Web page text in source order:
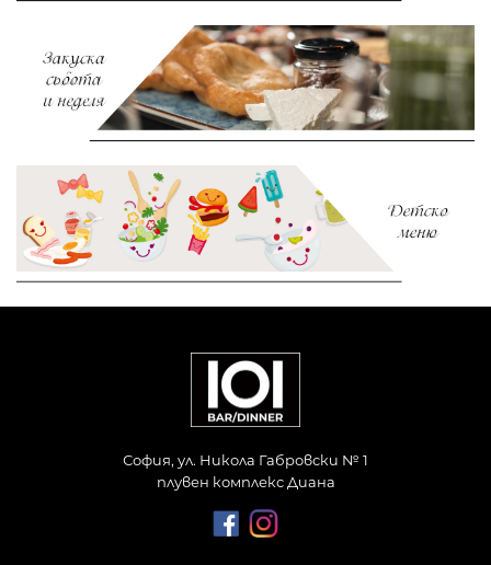
София, ул. Никола Габровски № 1
плувен комплекс Диана